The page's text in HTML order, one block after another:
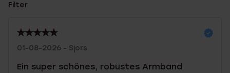
Filter
01-08-2026 - Sjors
Ein super schönes, robustes Armband